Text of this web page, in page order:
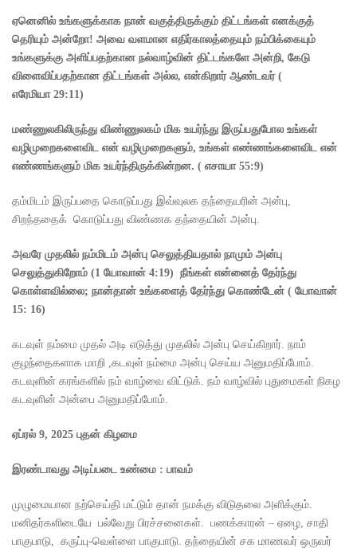
ஏனெனில் உங்களுக்காக நான் வகுத்திருக்கும் திட்டங்கள் எனக்குத்
தெரியும் அன்றோ! அவை வளமான எதிர்காலத்தையும் நம்பிக்கையும்
உங்களுக்கு அளிப்பதற்கான நல்வாழ்வின் திட்டங்களே அன்றி, கேடு
விளைவிப்பதற்கான திட்டங்கள் அல்ல, என்கிறார் ஆண்டவர்(
எரேமியா29:11)
மண்ணுலகிலிருந்து விண்ணுலகம் மிக உயர்ந்து இருப்பதுபோல உங்கள்
வழிமுறைகளைவிட என் வழிமுறைகளும், உங்கள் எண்ணங்களைவிட என்
எண்ணங்களும் மிக உயர்ந்திருக்கின்றன. ( எசாயா 55:9)
தம்மிடம் இருப்பதை கொடுப்பது இவ்வுலக தந்தையரின் அன்பு,
சிறந்ததைக் கொடுப்பது விண்ணக தந்தையின் அன்பு.
அவரே முதலில் நம்மிடம் அன்பு செலுத்தியதால் நாமும் அன்பு
செலுத்துகிறோம் (1 யோவான் 4:19) நீங்கள் என்னைத் தேர்ந்து
கொள்ளவில்லை; நான்தான் உங்களைத் தேர்ந்து கொண்டேன் ( யோவான்
15: 16)
கடவுள் நம்மை முதல் அடி எடுத்து முதலில் அன்பு செய்கிறார். நாம்
குழந்தைகளாக மாறி ,கடவுள் நம்மை அன்பு செய்ய அனுமதிப்போம்.
கடவுளின் கரங்களில் நம் வாழ்வை விட்டுக். நம் வாழ்வில் புதுமைகள் நிகழ
கடவுளின் அன்பை அனுமதிப்போம்.
ஏப்ரல் 9, 2025 புதன் கிழமை
இரண்டாவது அடிப்படை உண்மை : பாவம்
முழுமையான நற்செய்தி மட்டும் தான் நமக்கு விடுதலை அளிக்கும்.
மனிதர்களிடையே பல்வேறு பிரச்சனைகள். பணக்காரன் – ஏழை, சாதி
பாகுபாடு, கருப்பு-வெள்ளை பாகுபாடு. தந்தையின் சக மாணவர் ஒருவர்